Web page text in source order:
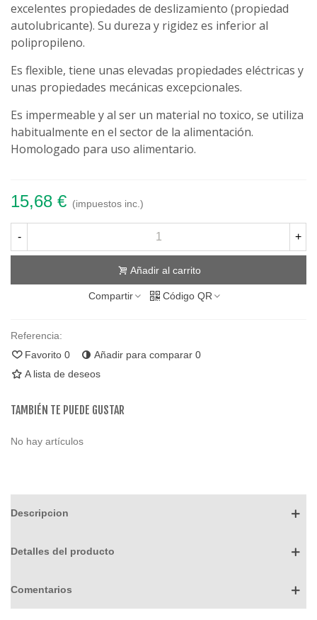
excelentes propiedades de deslizamiento (propiedad
autolubricante). Su dureza y rigidez es inferior al
polipropileno.
Es flexible, tiene unas elevadas propiedades eléctricas y
unas propiedades mecánicas excepcionales.
Es impermeable y al ser un material no toxico, se utiliza
habitualmente en el sector de la alimentación.
Homologado para uso alimentario.
15,68 € (impuestos inc.)
- +
Añadir al carrito
Compartir Código QR
Referencia:
Favorito 0 Añadir para comparar 0
A lista de deseos
TAMBIÉN TE PUEDE GUSTAR
No hay artículos
Descripcion
Detalles del producto
Comentarios